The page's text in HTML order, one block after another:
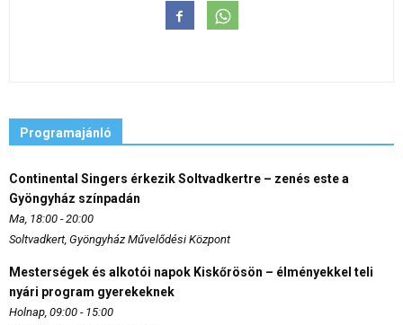
Programajánló
Continental Singers érkezik Soltvadkertre – zenés este a
Gyöngyház színpadán
Ma, 18:00 - 20:00
Soltvadkert, Gyöngyház Művelődési Központ
Mesterségek és alkotói napok Kiskőrösön – élményekkel teli
nyári program gyerekeknek
Holnap, 09:00 - 15:00